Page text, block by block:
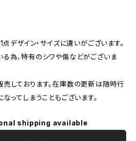
デザイン・サイズに違いがございます。
為、特有のシワや傷などがございま
しております。在庫数の更新は随時行
ってしまうこともございます。
shipping available